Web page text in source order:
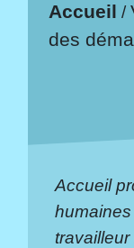
Accueil /
des
Accueil
humaines